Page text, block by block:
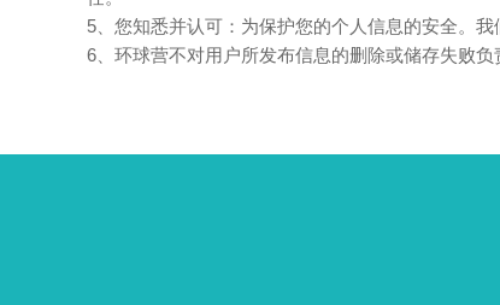
5、您知悉并认可：为保护您的个人信息的安全。
6、环球营不对用户所发布信息的删除或储存失败